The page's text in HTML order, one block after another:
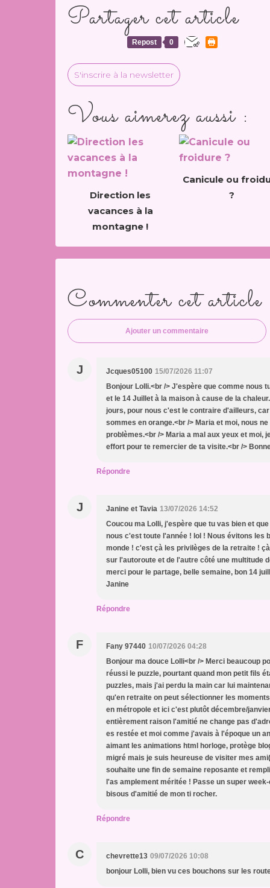
Partager cet article
Repost 0
S'inscrire à la newsletter
Vous aimerez aussi :
Direction les
vacances à la
montagne !
Canicule ou
?
Commenter cet article
Ajouter un commentaire
J Jcques05100 15/07/2026 11:07
Bonjour Lolli.<br /> J'espère que comme nous
et le 14 Juillet à la maison à cause de la
jours, pour nous c'est le contraire d'ailleurs,
sommes en orange.<br /> Maria et moi, nous
problèmes.<br /> Maria a mal aux yeux et moi,
effort pour te remercier de ta visite.<br />
Répondre
J Janine et Tavia 13/07/2026 14:52
Coucou ma Lolli, j'espère que tu vas bien et
nous c'est toute l'année ! lol ! Nous évitons les
monde ! c'est çà les privilèges de la retraite !
sur l'autoroute et de l'autre côté une multitude
merci pour le partage, belle semaine, bon 14
Janine
Répondre
F Fany 97440 10/07/2026 04:28
Bonjour ma douce Lolli<br /> Merci beaucoup
réussi le puzzle, pourtant quand mon petit fils
puzzles, mais j'ai perdu la main car lui
qu'en retraite on peut sélectionner les
en métropole et ici c'est plutôt décembre/
entièrement raison l'amitié ne change pas
es restée et moi comme j'avais à l'époque un
aimant les animations html horloge, protège
migré mais je suis heureuse de visiter mes
souhaite une fin de semaine reposante et
l'as amplement méritée ! Passe un super
bisous d'amitié de mon ti rocher.
Répondre
C chevrette13 09/07/2026 10:08
bonjour Lolli, bien vu ces bouchons sur les